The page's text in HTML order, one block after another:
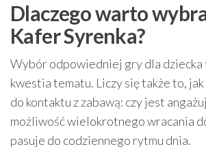
Dlaczego warto
Kafer Syrenka?
Wybór odpowiedniej gry dla dziecka
kwestia tematu. Liczy się także to,
do kontaktu z zabawą: czy jest
możliwość wielokrotnego wracania
pasuje do codziennego rytmu dnia.